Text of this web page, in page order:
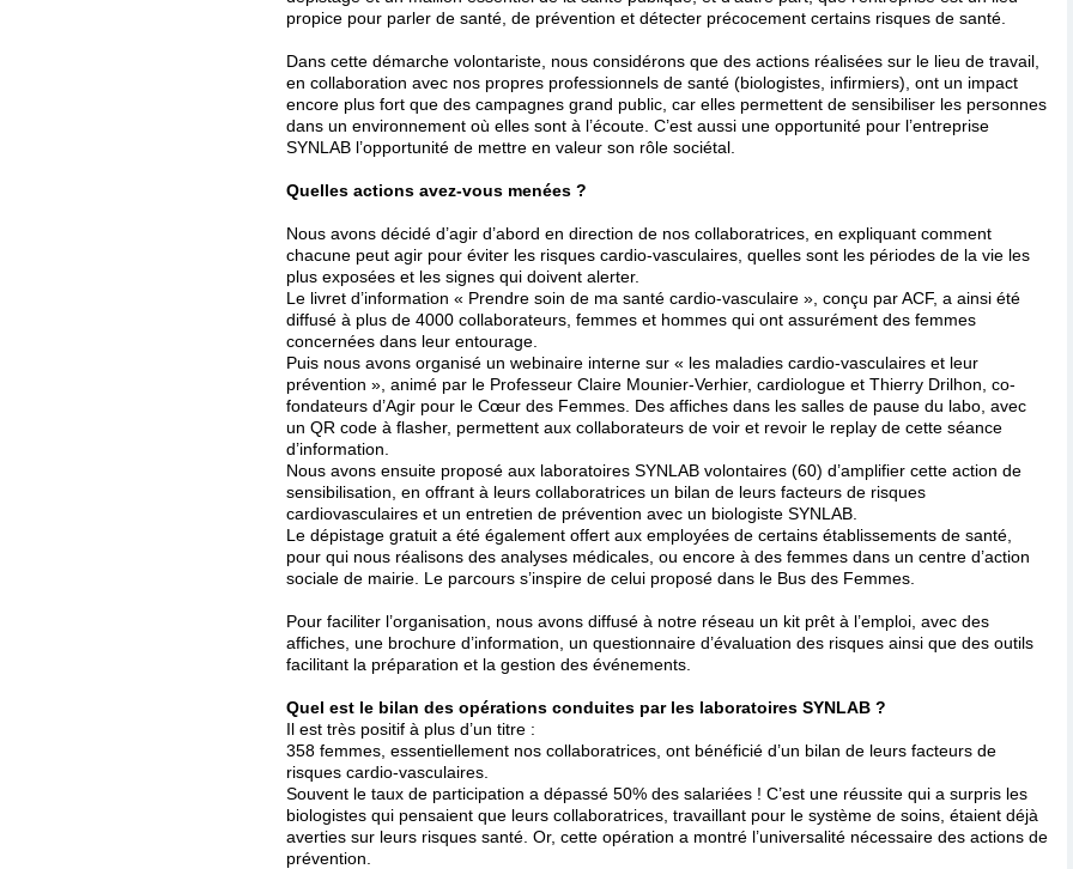
propice pour parler de santé, de prévention et détecter précocement certains risques de santé.
Dans cette démarche volontariste, nous considérons que des actions réalisées sur le lieu de travail,
en collaboration avec nos propres professionnels de santé (biologistes, infirmiers), ont un impact
encore plus fort que des campagnes grand public, car elles permettent de sensibiliser les personnes
dans un environnement où elles sont à l’écoute. C’est aussi une opportunité pour l’entreprise
SYNLAB l’opportunité de mettre en valeur son rôle sociétal.
Quelles actions avez-vous menées ?
Nous avons décidé d’agir d’abord en direction de nos collaboratrices, en expliquant comment
chacune peut agir pour éviter les risques cardio-vasculaires, quelles sont les périodes de la vie les
plus exposées et les signes qui doivent alerter.
Le livret d’information « Prendre soin de ma santé cardio-vasculaire », conçu par ACF, a ainsi été
diffusé à plus de 4000 collaborateurs, femmes et hommes qui ont assurément des femmes
concernées dans leur entourage.
Puis nous avons organisé un webinaire interne sur « les maladies cardio-vasculaires et leur
prévention », animé par le Professeur Claire Mounier-Verhier, cardiologue et Thierry Drilhon, co-
fondateurs d’Agir pour le Cœur des Femmes. Des affiches dans les salles de pause du labo, avec
un QR code à flasher, permettent aux collaborateurs de voir et revoir le replay de cette séance
d’information.
Nous avons ensuite proposé aux laboratoires SYNLAB volontaires (60) d’amplifier cette action de
sensibilisation, en offrant à leurs collaboratrices un bilan de leurs facteurs de risques
cardiovasculaires et un entretien de prévention avec un biologiste SYNLAB.
Le dépistage gratuit a été également offert aux employées de certains établissements de santé,
pour qui nous réalisons des analyses médicales, ou encore à des femmes dans un centre d’action
sociale de mairie. Le parcours s’inspire de celui proposé dans le Bus des Femmes.
Pour faciliter l’organisation, nous avons diffusé à notre réseau un kit prêt à l’emploi, avec des
affiches, une brochure d’information, un questionnaire d’évaluation des risques ainsi que des outils
facilitant la préparation et la gestion des événements.
Quel est le bilan des opérations conduites par les laboratoires SYNLAB ?
Il est très positif à plus d’un titre :
358 femmes, essentiellement nos collaboratrices, ont bénéficié d’un bilan de leurs facteurs de
risques cardio-vasculaires.
Souvent le taux de participation a dépassé 50% des salariées ! C’est une réussite qui a surpris les
biologistes qui pensaient que leurs collaboratrices, travaillant pour le système de soins, étaient déjà
averties sur leurs risques santé. Or, cette opération a montré l’universalité nécessaire des actions de
prévention.